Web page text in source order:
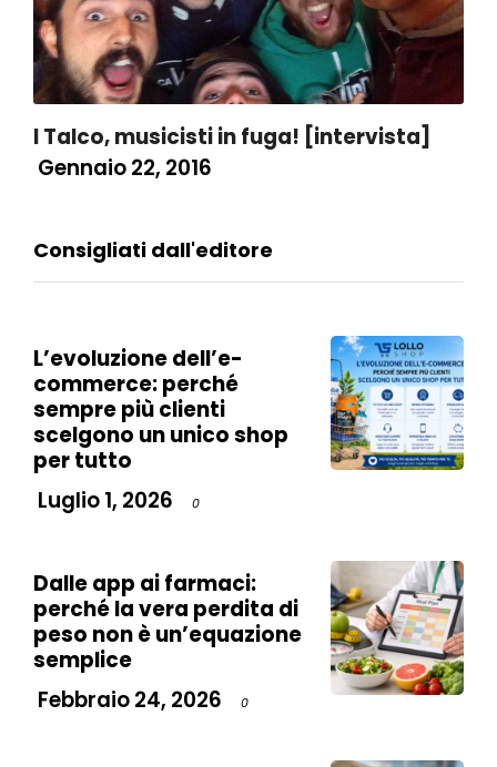
I Talco, musicisti in fuga! [intervista]
Gennaio 22, 2016
Consigliati dall'editore
L’evoluzione dell’e-
commerce: perché
sempre più clienti
scelgono un unico shop
per tutto
Luglio 1, 2026
0
Dalle app ai farmaci:
perché la vera perdita di
peso non è un’equazione
semplice
Febbraio 24, 2026
0